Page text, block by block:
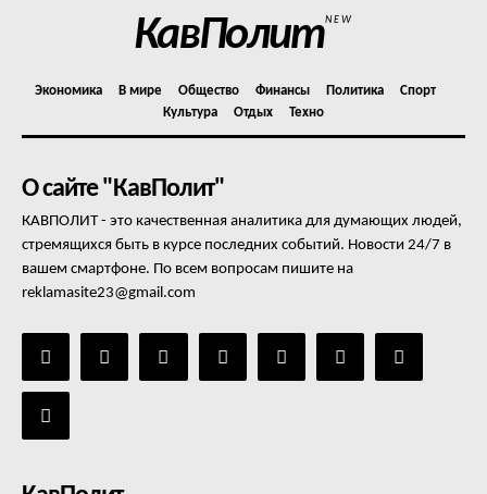
КавПолитNEW
Экономика В мире Общество Финансы Политика
Спорт
Культура
Отдых Техно
О сайте "КавПолит"
КАВПОЛИТ - это качественная аналитика для думающих людей,
стремящихся быть в курсе последних событий. Новости 24/7 в
вашем смартфоне. По всем вопросам пишите на
reklamasite23@gmail.com